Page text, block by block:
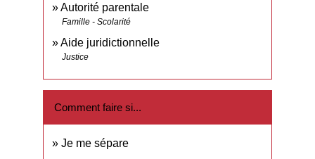
Autorité parentale
Famille - Scolarité
Aide juridictionnelle
Justice
Comment faire si...
Je me sépare